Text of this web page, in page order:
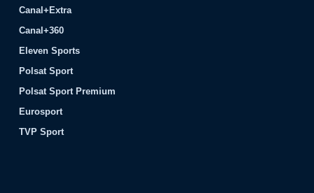
Canal+Extra
Canal+360
Eleven Sports
Polsat Sport
Polsat Sport Premium
Eurosport
TVP Sport